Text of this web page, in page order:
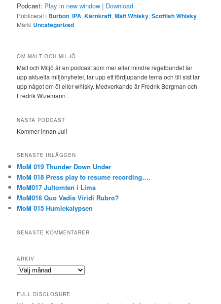
Podcast: Play in new window | Download
Publicerat i Burbon,IPA,Kärnkraft,Malt Whisky,Scottish Whisky |
Märkt Uncategorized
OM MALT OCH MILJÖ
Malt och Miljö är en podcast som mer eller mindre regelbundet tar
upp aktuella miljönyheter, tar upp ett fördjupande tema och till sist tar
upp något om öl eller whisky. Medverkande är Fredrik Bergman och
Fredrik Wizemann.
NÄSTA PODCAST
Kommer innan Jul!
SENASTE INLÄGGEN
MoM 019 Thunder Down Under
MoM 018 Press play to resume recording….
MoM017 Jultomten i Lima
MoM016 Quo Vadis Viridi Rubro?
MoM 015 Humlekalypsen
SENASTE KOMMENTARER
ARKIV
Arkiv
FULL DISCLOSURE